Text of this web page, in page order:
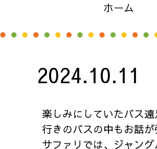
ホーム
2024.10.11
楽しみにしていたバス
行きのバスの中もお話
サファリでは、ジャン